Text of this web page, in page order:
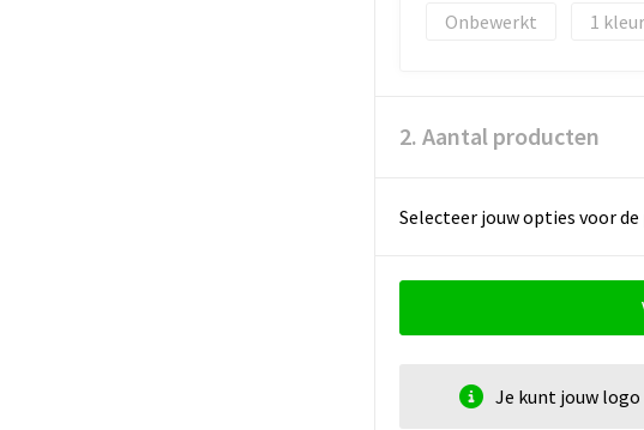
Onbewerkt
1
2. Aantal producten
Selecteer jouw opties voor
Je kunt jouw